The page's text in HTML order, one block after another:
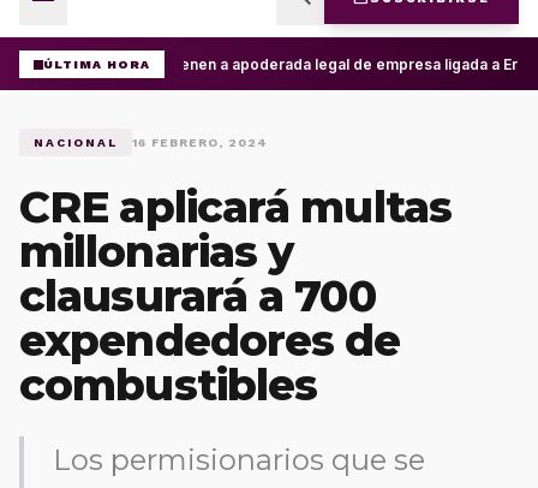
ÚLTIMA HORADetienen a apoderada legal de empresa ligada a
NACIONAL 16 FEBRERO, 2024
CRE aplicará multas
millonarias y
clausurará a 700
expendedores de
combustibles
Los permisionarios que se